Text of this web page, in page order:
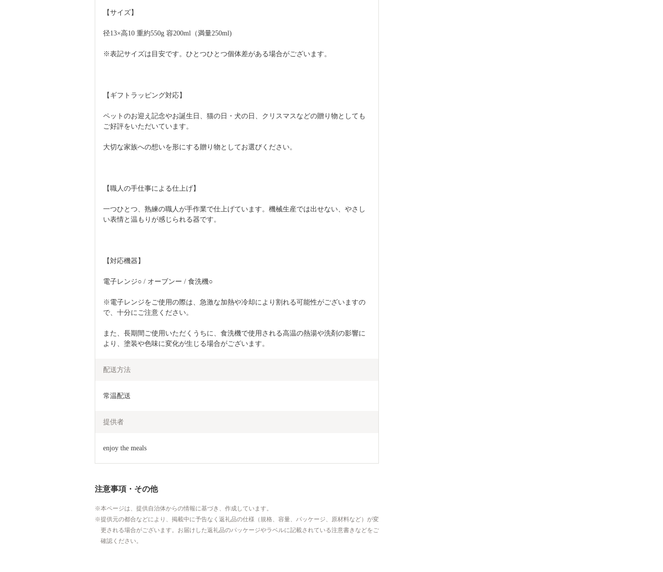
【サイズ】
径13×高10 重約550g 容200ml（満量250ml)
※表記サイズは目安です。ひとつひとつ個体差がある場合がございます。
【ギフトラッピング対応】
ペットのお迎え記念やお誕生日、猫の日・犬の日、クリスマスなどの贈り物としても
ご好評をいただいています。
大切な家族への想いを形にする贈り物としてお選びください。
【職人の手仕事による仕上げ】
一つひとつ、熟練の職人が手作業で仕上げています。機械生産では出せない、やさし
い表情と温もりが感じられる器です。
【対応機器】
電子レンジ○ / オーブンー / 食洗機○
※電子レンジをご使用の際は、急激な加熱や冷却により割れる可能性がございますの
で、十分にご注意ください。
また、長期間ご使用いただくうちに、食洗機で使用される高温の熱湯や洗剤の影響に
より、塗装や色味に変化が生じる場合がございます。
配送方法
常温配送
提供者
enjoy the meals
注意事項・その他
本ページは、提供自治体からの情報に基づき、作成しています。
提供元の都合などにより、掲載中に予告なく返礼品の仕様（規格、容量、パッケージ、原材料など）が変
更される場合がございます。お届けした返礼品のパッケージやラベルに記載されている注意書きなどをご
確認ください。